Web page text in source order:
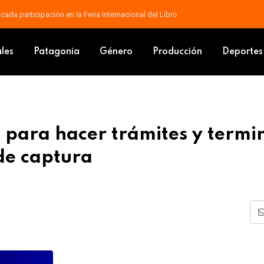
participación en la Feria Internacional del Libro
Patagonia Género Producción Deportes
para hacer trámites y
captura